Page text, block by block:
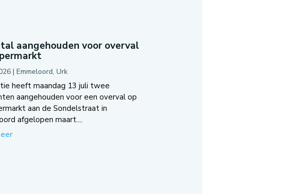
aangehouden voor overval
| Emmeloord, Urk
heeft maandag 13 juli twee
aangehouden voor een overval op
aan de Sondelstraat in
afgelopen maart....